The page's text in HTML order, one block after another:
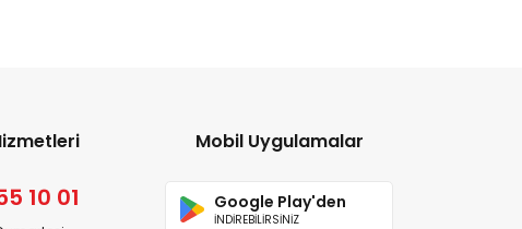
10 01
Mobil Uygulamalar
Google Play'den
İNDİREBİLİRSİNİZ